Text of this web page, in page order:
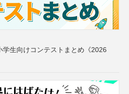
学生向けコンテストまとめ《2026